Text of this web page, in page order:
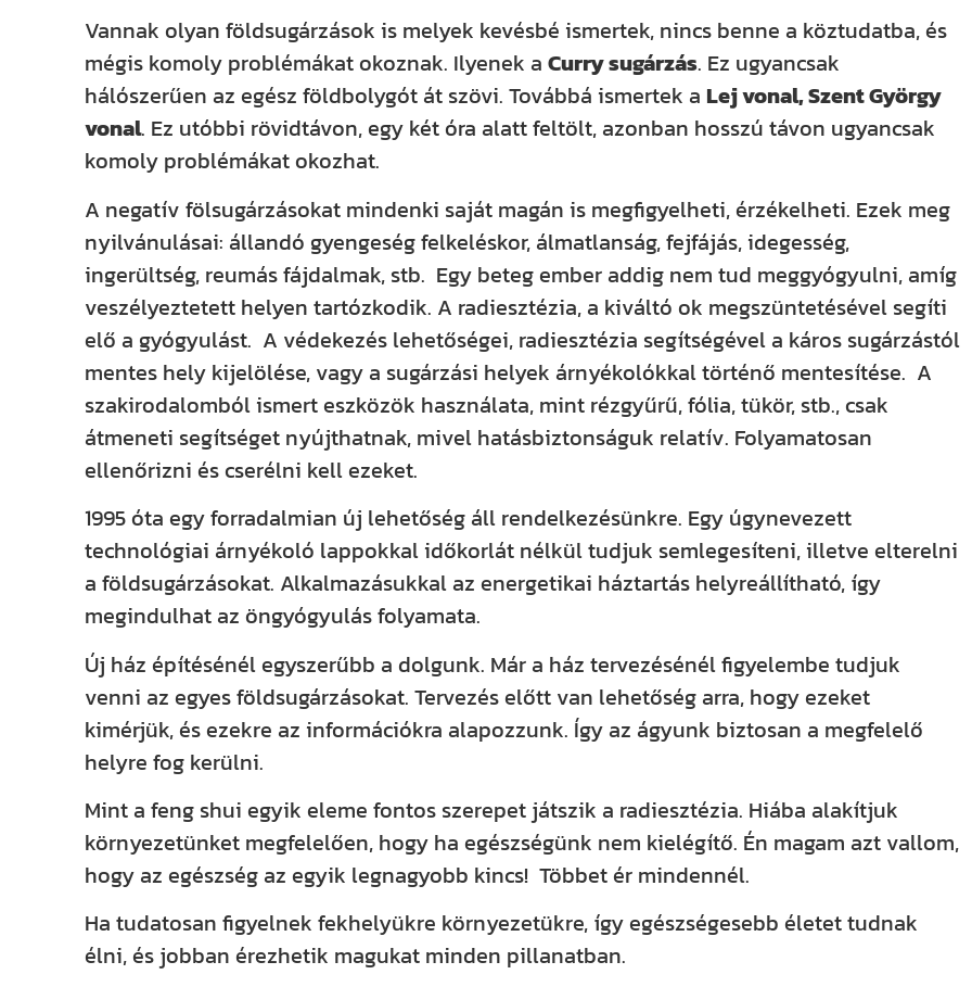
Vannak olyan földsugárzások is melyek kevésbé ismertek, nincs benne a köztudatba, és
mégis komoly problémákat okoznak. Ilyenek aCurry sugárzás. Ez ugyancsak
hálószerűen az egész földbolygót át szövi. Továbbá ismertek a Lej vonal, Szent György
vonal. Ez utóbbi rövidtávon, egy két óra alatt feltölt, azonban hosszú távon ugyancsak
komoly problémákat okozhat.
A negatív fölsugárzásokat mindenki saját magán is megfigyelheti, érzékelheti. Ezek meg
nyilvánulásai: állandó gyengeség felkeléskor, álmatlanság, fejfájás, idegesség,
ingerültség, reumás fájdalmak, stb. Egy beteg ember addig nem tud meggyógyulni, amíg
veszélyeztetett helyen tartózkodik. A radiesztézia, a kiváltó ok megszüntetésével segíti
elő a gyógyulást. A védekezés lehetőségei, radiesztézia segítségével a káros sugárzástól
mentes hely kijelölése, vagy a sugárzási helyek árnyékolókkal történő mentesítése. A
szakirodalomból ismert eszközök használata, mint rézgyűrű, fólia, tükör, stb., csak
átmeneti segítséget nyújthatnak, mivel hatásbiztonságuk relatív. Folyamatosan
ellenőrizni és cserélni kell ezeket.
1995 óta egy forradalmian új lehetőség áll rendelkezésünkre. Egy úgynevezett
technológiai árnyékoló lappokkal időkorlát nélkül tudjuk semlegesíteni, illetve elterelni
a földsugárzásokat. Alkalmazásukkal az energetikai háztartás helyreállítható, így
megindulhat az öngyógyulás folyamata.
Új ház építésénél egyszerűbb a dolgunk. Már a ház tervezésénél figyelembe tudjuk
venni az egyes földsugárzásokat. Tervezés előtt van lehetőség arra, hogy ezeket
kimérjük, és ezekre az információkra alapozzunk. Így az ágyunk biztosan a megfelelő
helyre fog kerülni.
Mint a feng shui egyik eleme fontos szerepet játszik a radiesztézia. Hiába alakítjuk
környezetünket megfelelően, hogy ha egészségünk nem kielégítő. Én magam azt vallom,
hogy az egészség az egyik legnagyobb kincs! Többet ér mindennél.
Ha tudatosan figyelnek fekhelyükre környezetükre, így egészségesebb életet tudnak
élni, és jobban érezhetik magukat minden pillanatban.